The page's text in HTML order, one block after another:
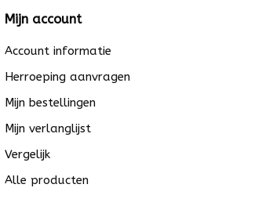
Mijn account
Account informatie
Herroeping aanvragen
Mijn bestellingen
Mijn verlanglijst
Vergelijk
Alle producten